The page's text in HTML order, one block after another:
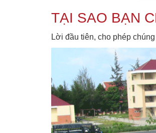
TẠI SAO BẠN
Lời đầu tiên, cho phép